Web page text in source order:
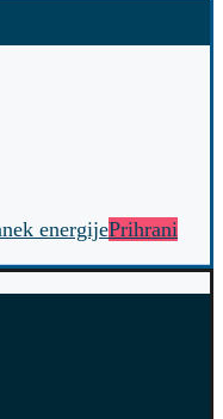
energijePrihrani